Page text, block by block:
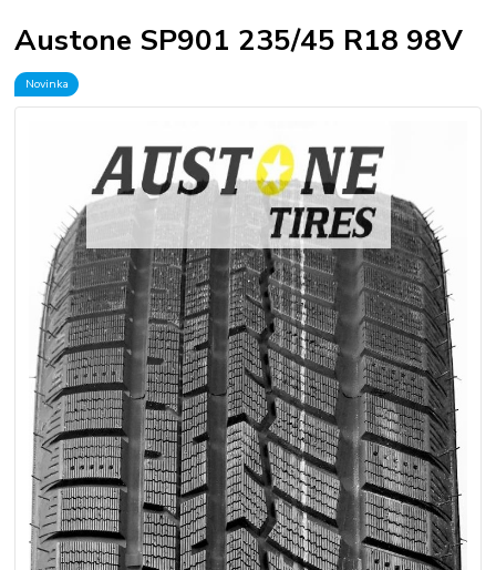
Austone SP901 235/45 R18 98V
Novinka